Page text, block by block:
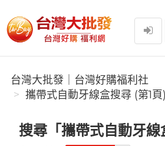
台灣大批發｜台灣好購福利社
台灣大批發｜台灣好購福利社
攜帶式自動牙線盒搜尋 (第1頁)
搜尋「攜帶式自動牙線